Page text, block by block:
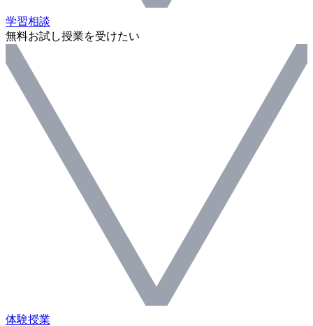
学習相談
無料お試し授業を受けたい
体験授業